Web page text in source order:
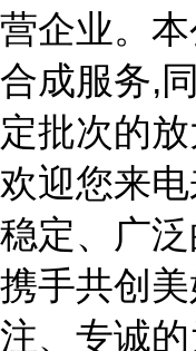
营企业。
合成服务,
定批次的
欢迎您来电
稳定、广
携手共创
注、专诚